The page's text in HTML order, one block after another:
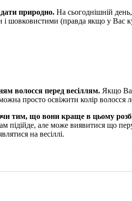
природно. На сьогоднішній
шовковистими (правда якщо у
волосся перед весіллям. Якщо
просто освіжити колір
тим, що вони краще в цьому
але може виявитися що
на весіллі.